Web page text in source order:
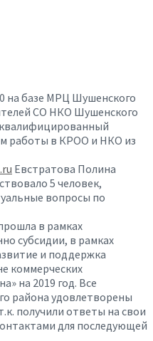
на базе МРЦ Шушенского
СО НКО Шушенского
работы в КРОО и НКО из
Евстратова Полина
5 человек,
вопросы по
в рамках
субсидии, в рамках
и поддержка
коммерческих
на 2019 год. Все
района удовлетворены
получили ответы на свои
для последующей